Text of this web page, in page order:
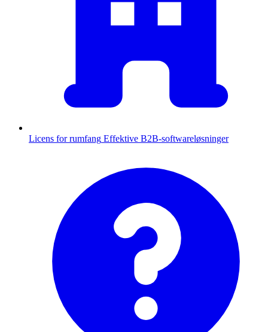
Licens for rumfang Effektive B2B-softwareløsninger